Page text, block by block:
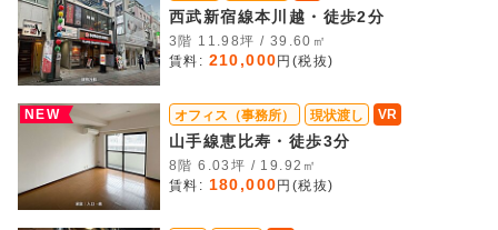
西武新宿線本川越・徒歩2分
3階 11.98坪 / 39.60㎡
賃料: 210,000 円(税抜)
NEW オフィス（事務所） 現状渡し VR
山手線恵比寿・徒歩3分
8階 6.03坪 / 19.92㎡
賃料: 180,000 円(税抜)